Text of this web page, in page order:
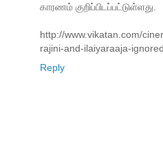
காரணம் குறிப்பிடப்பட்டுள்ளது.
http://www.vikatan.com/
rajini-and-ilaiyaraaja-
Reply